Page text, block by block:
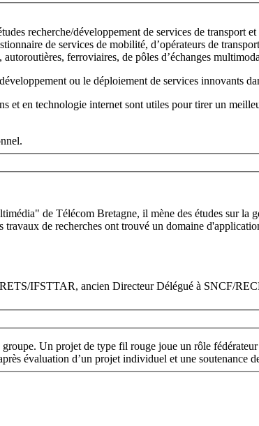
recherche/développement de services de transport
de services de mobilité, d’opérateurs de
ferroviaires, de pôles d’échanges
ou le déploiement de services innovants
et en technologie internet sont utiles pour tirer un
de Télécom Bretagne, il mène des études sur la
travaux de recherches ont trouvé un domaine
IFSTTAR, ancien Directeur Délégué à SNCF/
Un projet de type fil rouge joue un rôle
des systèmes de transport intelligents » est délivré après évaluation d’un projet individuel et une